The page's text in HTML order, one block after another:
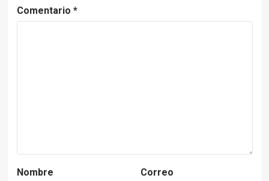
Comentario *
Nombre
Correo